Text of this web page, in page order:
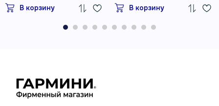
В корзину
В корзину